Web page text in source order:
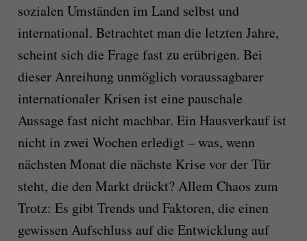
sozialen Umständen im Land selbst und
international. Betrachtet man die letzten Jahre,
scheint sich die Frage fast zu erübrigen. Bei
dieser Anreihung unmöglich voraussagbarer
internationaler Krisen ist eine pauschale
Aussage fast nicht machbar. Ein Hausverkauf ist
nicht in zwei Wochen erledigt – was, wenn
nächsten Monat die nächste Krise vor der Tür
steht, die den Markt drückt? Allem Chaos zum
Trotz: Es gibt Trends und Faktoren, die einen
gewissen Aufschluss auf die Entwicklung auf